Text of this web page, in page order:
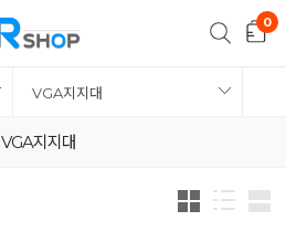
VGA지지대
VGA지지대